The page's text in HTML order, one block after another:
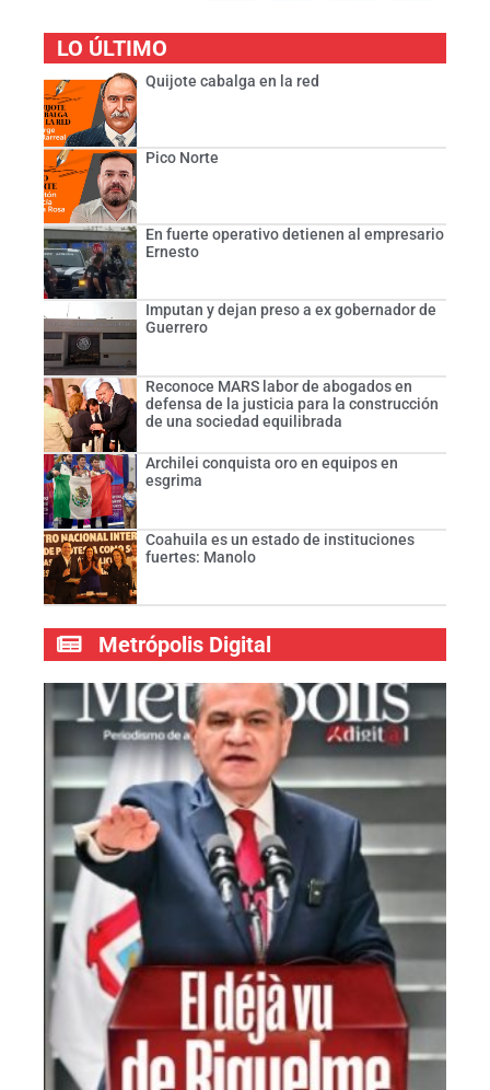
LO ÚLTIMO
Quijote cabalga en la red
Pico Norte
En fuerte operativo detienen al empresario
Ernesto
Imputan y dejan preso a ex gobernador de
Guerrero
Reconoce MARS labor de abogados en
defensa de la justicia para la construcción
de una sociedad equilibrada
Archilei conquista oro en equipos en
esgrima
Coahuila es un estado de instituciones
fuertes: Manolo
Metrópolis Digital